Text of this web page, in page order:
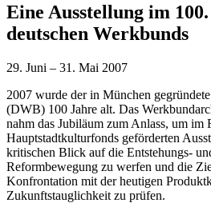
Eine Ausstellung im
deutschen Werkbunds
29. Juni – 31. Mai 2007
2007 wurde der in München
(DWB) 100 Jahre alt. Das
nahm das Jubiläum zum Anlass, um im
Hauptstadtkulturfonds geförderten
kritischen Blick auf die Entstehungs-
Reformbewegung zu werfen und die
Konfrontation mit der heutigen
Zukunftstauglichkeit zu prüfen.